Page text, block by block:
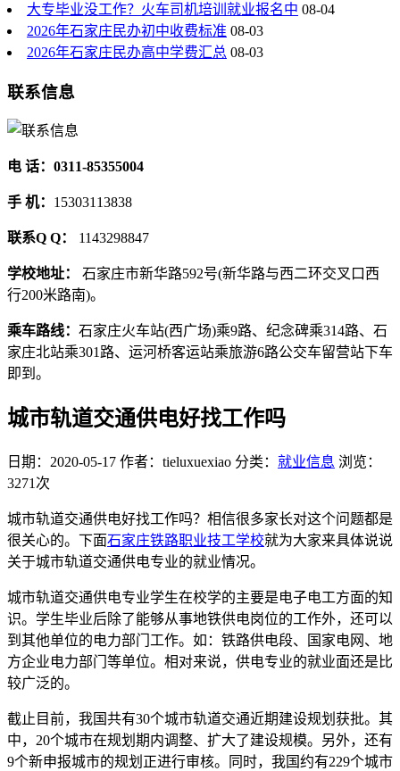
大专毕业没工作？火车司机培训就业报名中 08-04
2026年石家庄民办初中收费标准 08-03
2026年石家庄民办高中学费汇总 08-03
联系信息
电 话：0311-85355004
手 机： 15303113838
联系Q Q： 1143298847
学校地址： 石家庄市新华路592号(新华路与西二环交叉口西
行200米路南)。
乘车路线： 石家庄火车站(西广场)乘9路、纪念碑乘314路、石
家庄北站乘301路、运河桥客运站乘旅游6路公交车留营站下车
即到。
城市轨道交通供电好找工作吗
日期：2020-05-17 作者：tieluxuexiao 分类： 就业信息 浏览：
3271次
城市轨道交通供电好找工作吗？相信很多家长对这个问题都是
很关心的。下面石家庄铁路职业技工学校就为大家来具体说说
关于城市轨道交通供电专业的就业情况。
城市轨道交通供电专业学生在校学的主要是电子电工方面的知
识。学生毕业后除了能够从事地铁供电岗位的工作外，还可以
到其他单位的电力部门工作。如：铁路供电段、国家电网、地
方企业电力部门等单位。相对来说，供电专业的就业面还是比
较广泛的。
截止目前，我国共有30个城市轨道交通近期建设规划获批。其
中，20个城市在规划期内调整、扩大了建设规模。另外，还有
9个新申报城市的规划正进行审核。同时，我国约有229个城市